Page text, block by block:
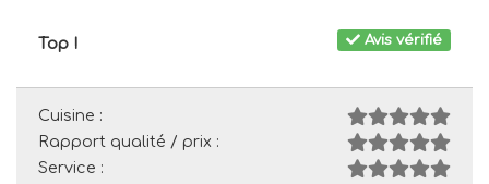
Avis vérifié
Top !
Cuisine :
Rapport qualité / prix :
Service :